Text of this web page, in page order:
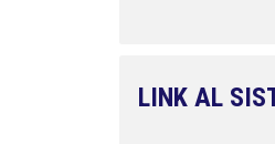
LINK AL